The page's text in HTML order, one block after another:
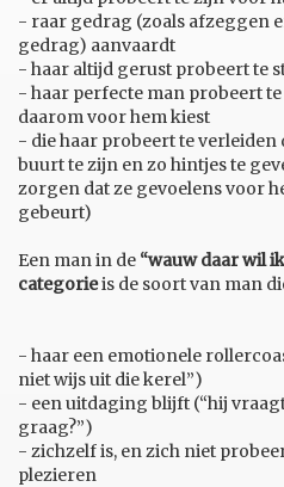
- raar gedrag (zoals afzeggen
gedrag) aanvaardt
- haar altijd gerust probeert te
- haar perfecte man probeert
daarom voor hem kiest
- die haar probeert te
buurt te zijn en zo hintjes te
zorgen dat ze gevoelens voor
gebeurt)
Een man in de “wauw daar wil
categorieis de soort van man
- haar een emotionele
niet wijs uit die kerel”)
- een uitdaging blijft (“hij
graag?”)
- zichzelf is, en zich niet
plezieren